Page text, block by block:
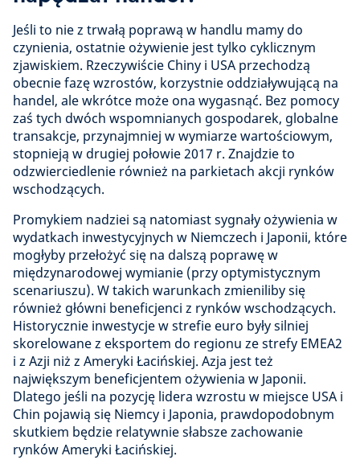
Jeśli to nie z trwałą poprawą w handlu mamy do
czynienia, ostatnie ożywienie jest tylko cyklicznym
zjawiskiem. Rzeczywiście Chiny i USA przechodzą
obecnie fazę wzrostów, korzystnie oddziaływującą na
handel, ale wkrótce może ona wygasnąć. Bez pomocy
zaś tych dwóch wspomnianych gospodarek, globalne
transakcje, przynajmniej w wymiarze wartościowym,
stopnieją w drugiej połowie 2017 r. Znajdzie to
odzwierciedlenie również na parkietach akcji rynków
wschodzących.
Promykiem nadziei są natomiast sygnały ożywienia w
wydatkach inwestycyjnych w Niemczech i Japonii, które
mogłyby przełożyć się na dalszą poprawę w
międzynarodowej wymianie (przy optymistycznym
scenariuszu). W takich warunkach zmieniliby się
również główni beneficjenci z rynków wschodzących.
Historycznie inwestycje w strefie euro były silniej
skorelowane z eksportem do regionu ze strefy EMEA2
i z Azji niż z Ameryki Łacińskiej. Azja jest też
największym beneficjentem ożywienia w Japonii.
Dlatego jeśli na pozycję lidera wzrostu w miejsce USA i
Chin pojawią się Niemcy i Japonia, prawdopodobnym
skutkiem będzie relatywnie słabsze zachowanie
rynków Ameryki Łacińskiej.